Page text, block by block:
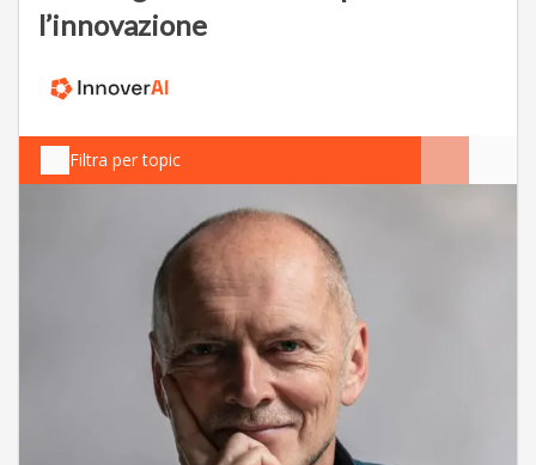
l’innovazione
Filtra per topic